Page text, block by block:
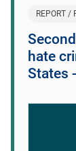
REPORT /
hate
States